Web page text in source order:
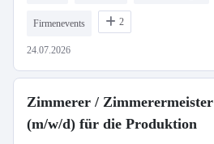
Firmenevents 2
24.07.2026
Zimmerer / Zimmerermeister
(m/w/d) für die Produktion